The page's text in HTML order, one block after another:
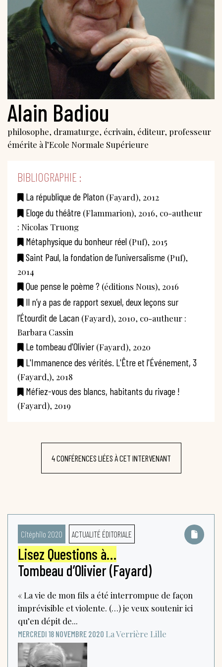
Alain Badiou
philosophe, dramaturge, écrivain, éditeur, professeur
émérite à l’Ecole Normale Supérieure
BIBLIOGRAPHIE :
La république de Platon (Fayard), 2012
Eloge du théâtre (Flammarion), 2016, co-autheur
: Nicolas Truong
Métaphysique du bonheur réel (Puf), 2015
Saint Paul, la fondation de l’universalisme (Puf),
2014
Que pense le poème ? (éditions Nous), 2016
Il n’y a pas de rapport sexuel, deux leçons sur
l’Étourdit de Lacan (Fayard), 2010, co-autheur :
Barbara Cassin
Le tombeau d'Olivier (Fayard), 2020
L'Immanence des vérités. L'Être et l'Événement, 3
(Fayard,), 2018
Méfiez-vous des blancs, habitants du rivage !
(Fayard), 2019
4 CONFÉRENCES LIÉES À CET INTERVENANT
Citéphilo 2020 ACTUALITÉ ÉDITORIALE
Lisez Questions à…
Tombeau d’Olivier (Fayard)
« La vie de mon fils a été interrompue de façon
imprévisible et violente. (…) je veux soutenir ici
qu’en dépit de...
MERCREDI 18 NOVEMBRE 2020 La Verrière Lille